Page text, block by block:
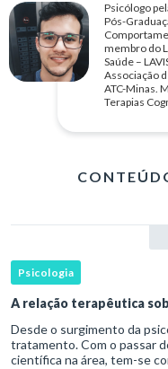
Psicólogo
Pós-
membro do
Saúde –
Associação
ATC-Minas.
Terapias
Psicologia
A relação terapêutica
Desde o surgimento da psicoterapia, a ocupa
tratamento. Com o passar
científica na área, tem-se